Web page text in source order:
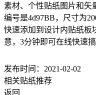
素材、个性贴纸图片和矢
编号是4d97BB，尺寸为
快速添加到设计内贴纸板
意，3分钟即可在线快速搞
发布时间：2021-02-02
相关贴纸推荐
返回